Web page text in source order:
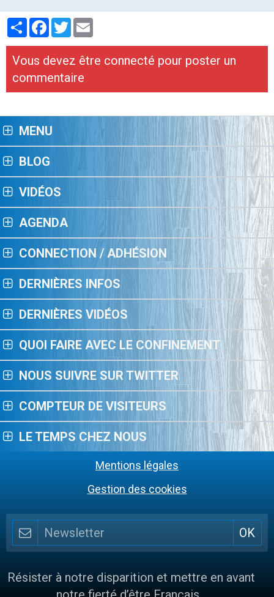
PartagerFacebook
Twitter
Vous devez être connecté pour poster un
commentaire
MENU
BLOG
VIDÉOS
AGENDA
CONNECTION / ADHÉSION
DERNIÈRES INFOS
DERNIÈRES VIDÉOS
QUOI FAIRE AVEC LE CONFINEMENT
NOUS SUIVRE SUR TWITTER
COMPTEUR DE VISITEURS
LE TEMPS CHEZ NOUS
Mentions légales
Gestion des cookies
Résister à notre disparition et mettre en avant